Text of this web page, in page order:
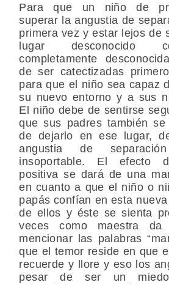
Para que un niño de
superar la angustia de
primera vez y estar lejos de
lugar desconocido
completamente
de ser catectizadas
para que el niño sea capaz
su nuevo entorno y a sus
El niño debe de sentirse
que sus padres también se
de dejarlo en ese lugar,
angustia de
insoportable. El efecto
positiva se dará de una
en cuanto a que el niño o
papás confían en esta
de ellos y éste se sienta
veces como maestra da
mencionar las palabras
que el temor reside en que
recuerde y llore y eso los
pesar de ser un